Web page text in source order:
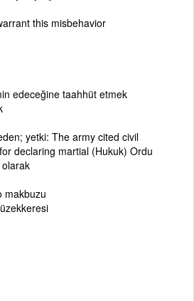
this misbehavior
edeceğine taahhüt etmek
yetki: The army cited civil
declaring martial (Hukuk) Ordu
olarak
makbuzu